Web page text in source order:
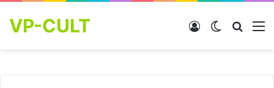
VP-CULT Switch skin
Войти